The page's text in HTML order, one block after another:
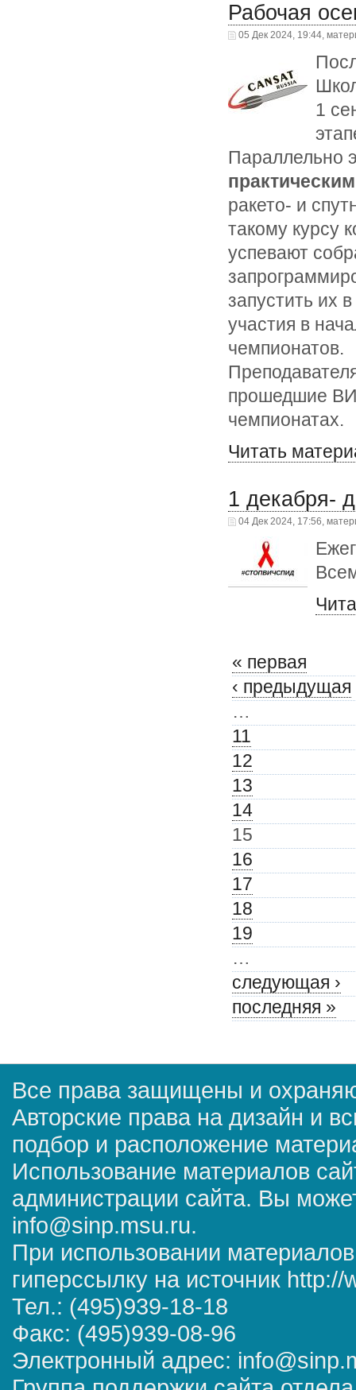
Рабочая
05 Дек 2024, 19:44,
1
Параллельно
ракето- и
такому курсу
успевают
запустить их
участия в
чемпионатов.
прошедшие
чемпионатах.
Читать
1 декабря-
04 Дек 2024, 17:56,
« первая
‹ предыдущая
…
11
12
13
14
15
16
17
18
19
…
следующая ›
последняя »
Все права защищены и
Авторские права на дизайн и
подбор и расположение
Использование материалов
администрации сайта. Вы
info@sinp.msu.ru.
При использовании
гиперссылку на источник
Тел.: (495)939-18-18
Факс: (495)939-08-96
Электронный адрес: